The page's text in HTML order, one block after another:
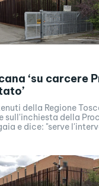
‘su carcere
della Regione
sull'inchiesta della
e dice: "serve